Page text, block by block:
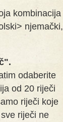
kombinacija
njemački,
odaberite
od 20 riječi
riječi koje
riječi ne